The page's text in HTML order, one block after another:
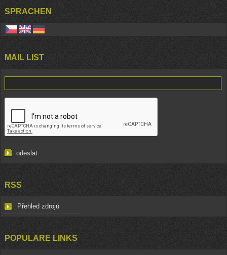
SPRACHEN
MAIL LIST
RSS
Přehled zdrojů
POPULARE LINKS